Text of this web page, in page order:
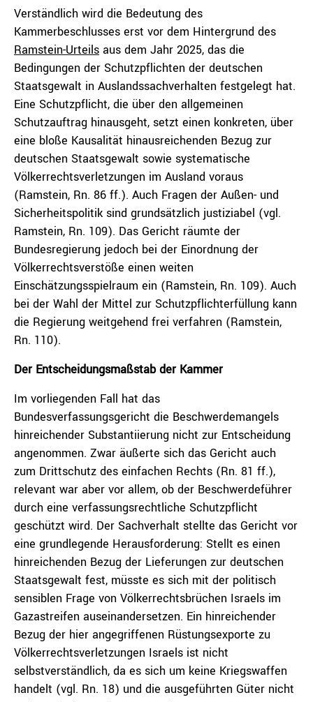
Verständlich wird die Bedeutung des
Kammerbeschlusses erst vor dem Hintergrund des
Ramstein-Urteils aus dem Jahr 2025, das die
Bedingungen der Schutzpflichten der deutschen
Staatsgewalt in Auslandssachverhalten festgelegt hat.
Eine Schutzpflicht, die über den allgemeinen
Schutzauftrag hinausgeht, setzt einen konkreten, über
eine bloße Kausalität hinausreichenden Bezug zur
deutschen Staatsgewalt sowie systematische
Völkerrechtsverletzungen im Ausland voraus
(Ramstein, Rn. 86 ff.). Auch Fragen der Außen- und
Sicherheitspolitik sind grundsätzlich justiziabel (vgl.
Ramstein, Rn. 109). Das Gericht räumte der
Bundesregierung jedoch bei der Einordnung der
Völkerrechtsverstöße einen weiten
Einschätzungsspielraum ein (Ramstein, Rn. 109). Auch
bei der Wahl der Mittel zur Schutzpflichterfüllung kann
die Regierung weitgehend frei verfahren (Ramstein,
Rn. 110).
Der Entscheidungsmaßstab der Kammer
Im vorliegenden Fall hat das
Bundesverfassungsgericht die Beschwerdemangels
hinreichender Substantiierung nicht zur Entscheidung
angenommen. Zwar äußerte sich das Gericht auch
zum Drittschutz des einfachen Rechts (Rn. 81 ff.),
relevant war aber vor allem, ob der Beschwerdeführer
durch eine verfassungsrechtliche Schutzpflicht
geschützt wird. Der Sachverhalt stellte das Gericht vor
eine grundlegende Herausforderung: Stellt es einen
hinreichenden Bezug der Lieferungen zur deutschen
Staatsgewalt fest, müsste es sich mit der politisch
sensiblen Frage von Völkerrechtsbrüchen Israels im
Gazastreifen auseinandersetzen. Ein hinreichender
Bezug der hier angegriffenen Rüstungsexporte zu
Völkerrechtsverletzungen Israels ist nicht
selbstverständlich, da es sich um keine Kriegswaffen
handelt (vgl. Rn. 18) und die ausgeführten Güter nicht